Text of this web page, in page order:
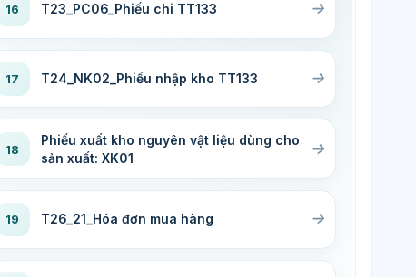
16 T23_PC06_Phiếu chi TT133
17 T24_NK02_Phiếu nhập kho TT133
18
Phiếu xuất kho nguyên vật liệu dùng cho
sản xuất: XK01
19 T26_21_Hóa đơn mua hàng